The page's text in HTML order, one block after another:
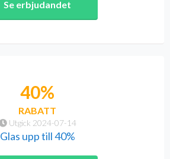
Se erbjudandet
Utgick 2024-07-14
40%
RABATT
Glas upp till 40%